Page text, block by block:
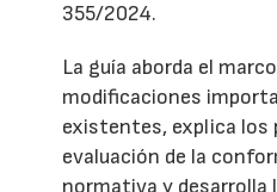
355/2024.
La guía aborda el
modificaciones
existentes, explica los
evaluación de la
normativa y